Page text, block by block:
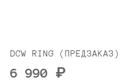
DCW RING (ПРЕДЗАКАЗ)
6 990 ₽